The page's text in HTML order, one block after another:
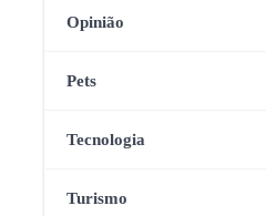
Opinião
Pets
Tecnologia
Turismo